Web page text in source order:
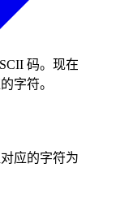
码。现在
字符。
应的字符为